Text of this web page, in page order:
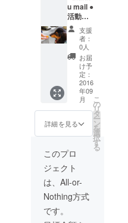
書必須
※営業
日
（土・
日） ●
レッス
ン1回
（60
分）
u mail ●
活動報
告、収
支報告
●ドッグ
ラン使
用パス
ポート
※8月
末頃完
成予定
※完成
から3か
月間有
※ワク
チン・
狂犬病
ワクチ
ン証明
書必須
支援
者：
0人
お届
け予
定：
2016
年09
月
詳細を見る
こ
の
リ
タ
ー
ン
を
選
択
す
る
このプロ
ジェクト
は、All-or-
Nothing方式
です。